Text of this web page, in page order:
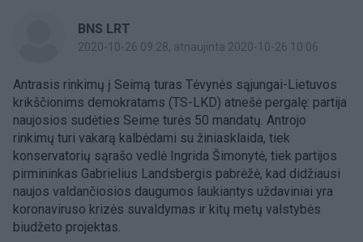
BNS LRT
2020-10-26 09:28, atnaujinta 2020-10-26 10:06
Antrasis rinkimų į Seimą turas Tėvynės sąjungai-Lietuvos
krikščionims demokratams (TS-LKD) atnešė pergalę: partija
naujosios sudėties Seime turės 50 mandatų. Antrojo
rinkimų turi vakarą kalbėdami su žiniasklaida, tiek
konservatorių sąrašo vedlė Ingrida Šimonytė, tiek partijos
pirmininkas Gabrielius Landsbergis pabrėžė, kad didžiausi
naujos valdančiosios daugumos laukiantys uždaviniai yra
koronaviruso krizės suvaldymas ir kitų metų valstybės
biudžeto projektas.